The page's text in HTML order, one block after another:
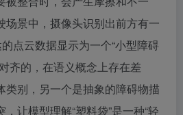
场景中，摄像头识别出前方有一
点云数据显示为一个“小型障碍
齐的，在语义概念上存在差
类别，另一个是抽象的障碍物描
让模型理解“塑料袋”是一种“轻